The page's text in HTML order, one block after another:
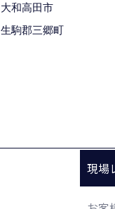
大和高田市
生駒郡三郷町
現場